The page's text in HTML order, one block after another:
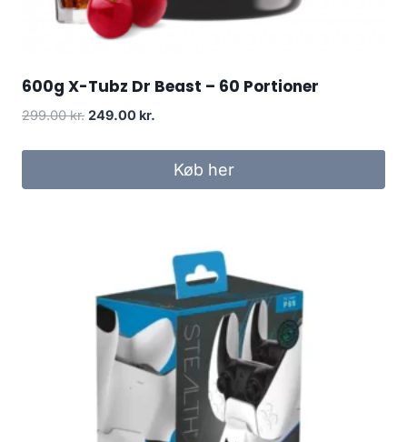
600g X-Tubz Dr Beast – 60 Portioner
299.00kr. Original
249.00 kr.
249.00 kr..
Køb her